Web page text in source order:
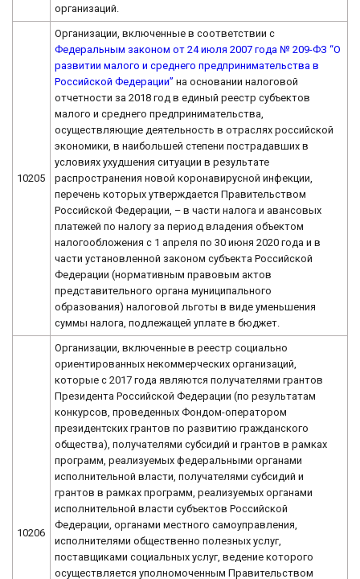
организаций.
10205
Организации, включенные в соответствии с
Федеральным законом от 24 июля 2007 года № 209-ФЗ “О
развитии малого и среднего предпринимательства в
Российской Федерации” на основании налоговой
отчетности за 2018 год в единый реестр субъектов
малого и среднего предпринимательства,
осуществляющие деятельность в отраслях российской
экономики, в наибольшей степени пострадавших в
условиях ухудшения ситуации в результате
распространения новой коронавирусной инфекции,
перечень которых утверждается Правительством
Российской Федерации, – в части налога и авансовых
платежей по налогу за период владения объектом
налогообложения с 1 апреля по 30 июня 2020 года и в
части установленной законом субъекта Российской
Федерации (нормативным правовым актов
представительного органа муниципального
образования) налоговой льготы в виде уменьшения
суммы налога, подлежащей уплате в бюджет.
10206
Организации, включенные в реестр социально
ориентированных некоммерческих организаций,
которые с 2017 года являются получателями грантов
Президента Российской Федерации (по результатам
конкурсов, проведенных Фондом-оператором
президентских грантов по развитию гражданского
общества), получателями субсидий и грантов в рамках
программ, реализуемых федеральными органами
исполнительной власти, получателями субсидий и
грантов в рамках программ, реализуемых органами
исполнительной власти субъектов Российской
Федерации, органами местного самоуправления,
исполнителями общественно полезных услуг,
поставщиками социальных услуг, ведение которого
осуществляется уполномоченным Правительством